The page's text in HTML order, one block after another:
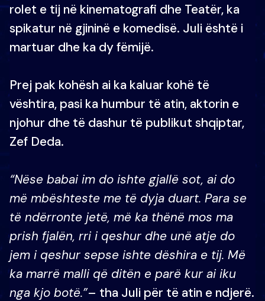
rolet e tij në kinematografi dhe Teatër, ka
spikatur në gjininë e komedisë. Juli është i
martuar dhe ka dy fëmijë.
Prej pak kohësh ai ka kaluar kohë të
vështira, pasi ka humbur të atin, aktorin e
njohur dhe të dashur të publikut shqiptar,
Zef Deda.
“Nëse babai im do ishte gjallë sot, ai do
më mbështeste me të dyja duart. Para se
të ndërronte jetë, më ka thënë mos ma
prish fjalën, rri i qeshur dhe unë atje do
jem i qeshur sepse ishte dëshira e tij. Më
ka marrë malli që ditën e parë kur ai iku
nga kjo botë.”– tha Juli për të atin e ndjerë.